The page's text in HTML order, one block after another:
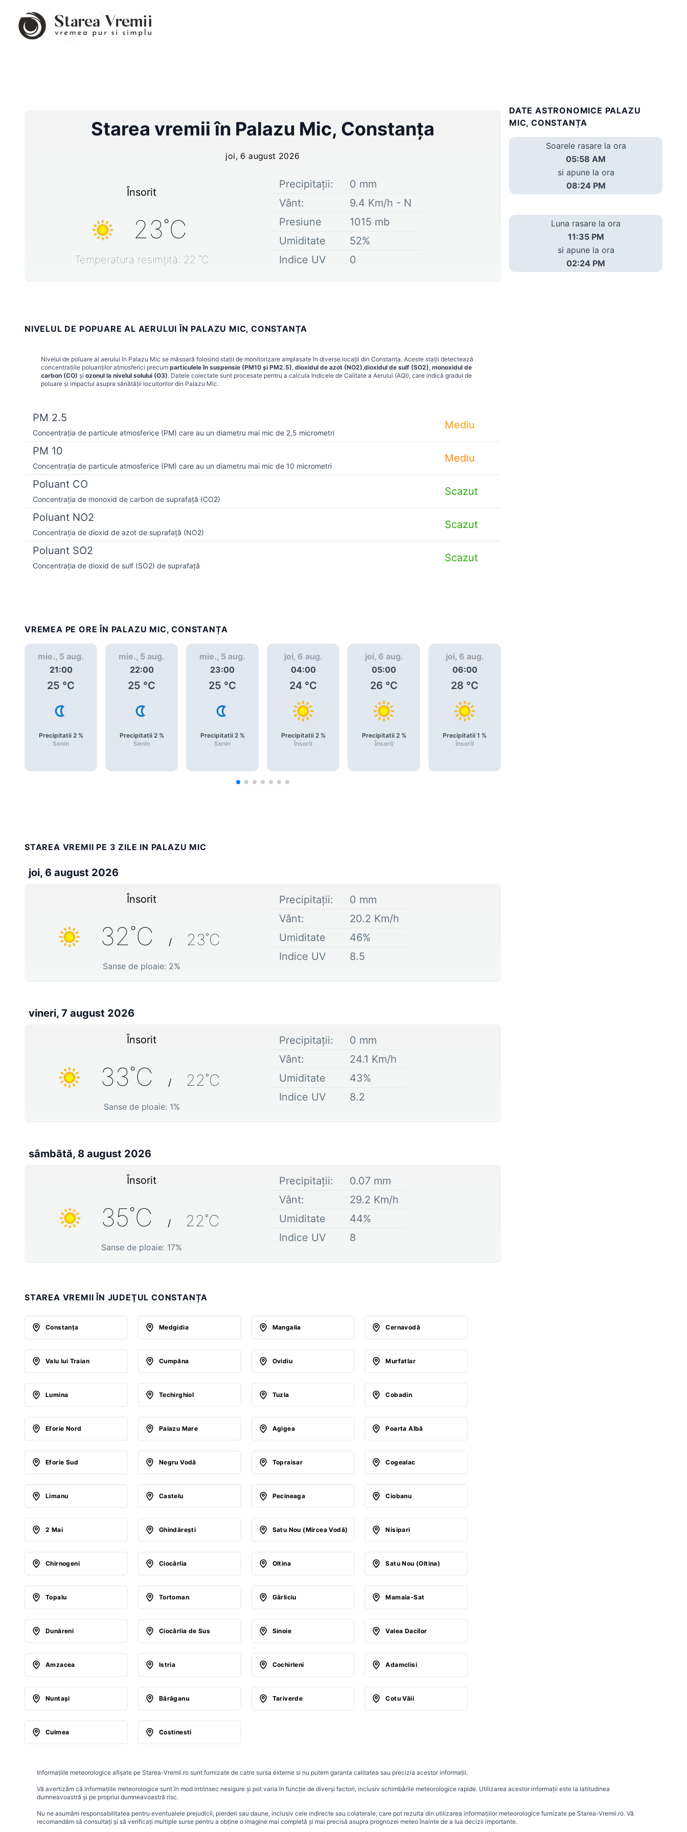
Starea vremii în Palazu Mic, Constanța
joi, 6 august 2026
Însorit
23˚C
Temperatura resimțită: 22 ˚C
Precipitații: 0 mm
Vânt:
9.4 Km/h - N
Presiune
1015 mb
Umiditate
52%
Indice UV
0
NIVELUL DE POPUARE AL AERULUI ÎN PALAZU MIC, CONSTANȚA
Nivelul de poluare al aerului în Palazu Mic se măsoară folosind stații de monitorizare amplasate în diverse locații din Constanța. Aceste stații detectează
concentrațiile poluanților atmosferici precum particulele în suspensie (PM10 și PM2.5), dioxidul de azot (NO2),dioxidul de sulf (SO2), monoxidul de
carbon (CO) și ozonul la nivelul solului (O3). Datele colectate sunt procesate pentru a calcula Indicele de Calitate a Aerului (AQI), care indică gradul de
poluare și impactul asupra sănătății locuitorilor din Palazu Mic.
PM 2.5
Concentrația de particule atmosferice (PM) care au un diametru mai mic de 2,5 micrometri
Mediu
PM 10
Concentrația de particule atmosferice (PM) care au un diametru mai mic de 10 micrometri
Mediu
Poluant CO
Concentrația de monoxid de carbon de suprafață (CO2)
Scazut
Poluant NO2
Concentrația de dioxid de azot de suprafață (NO2)
Scazut
Poluant SO2
Concentrația de dioxid de sulf (SO2) de suprafață
Scazut
VREMEA PE ORE ÎN PALAZU MIC, CONSTANȚA
mie., 5 aug.
21:00
25 °C
Precipitatii 2%
Senin
mie., 5 aug.
22:00
25 °C
Precipitatii 2%
Senin
mie., 5 aug.
23:00
25 °C
Precipitatii 2%
Senin
joi, 6 aug.
04:00
24 °C
Precipitatii 2%
Însorit
joi, 6 aug.
05:00
26 °C
Precipitatii 2%
Însorit
joi, 6 aug.
06:00
28 °C
Precipitatii 1 %
Însorit
STAREA VREMII PE 3 ZILE IN PALAZU MIC
joi, 6 august 2026
Însorit
32˚C / 23˚C
Sanse de ploaie: 2%
Precipitații: 0 mm
Vânt:
20.2 Km/h
Umiditate
46%
Indice UV
8.5
vineri, 7 august 2026
Însorit
33˚C / 22˚C
Sanse de ploaie: 1%
Precipitații: 0 mm
Vânt:
24.1 Km/h
Umiditate
43%
Indice UV
8.2
sâmbătă, 8 august 2026
Însorit
35˚C / 22˚C
Sanse de ploaie: 17%
Precipitații: 0.07 mm
Vânt:
29.2 Km/h
Umiditate
44%
Indice UV
8
STAREA VREMII ÎN JUDEŢUL CONSTANȚA
DATE ASTRONOMICE PALAZU
MIC, CONSTANȚA
Soarele rasare la ora
05:58 AM
si apune la ora
08:24 PM
Luna rasare la ora
11:35 PM
si apune la ora
02:24 PM
Constanţa Medgidia Mangalia Cernavodă
Valu lui Traian Cumpăna Ovidiu Murfatlar
Lumina Techirghiol Tuzla Cobadin
Eforie Nord Palazu Mare Agigea Poarta Albă
Eforie Sud Negru Vodă Topraisar Cogealac
Limanu Castelu Pecineaga Ciobanu
2 Mai Ghindăreşti Satu Nou (Mircea Vodă) Nisipari
Chirnogeni Ciocârlia Oltina Satu Nou (Oltina)
Topalu Tortoman Gârliciu Mamaia-Sat
Dunăreni Ciocârlia de Sus Sinoie Valea Dacilor
Amzacea Istria Cochirleni Adamclisi
Nuntaşi Bărăganu Tariverde Cotu Văii
Culmea Costinesti
Informațiile meteorologice afișate pe Starea-Vremii.ro sunt furnizate de catre sursa externe si nu putem garanta calitatea sau precizia acestor informații.
Vă avertizăm că informațiile meteorologice sunt în mod intrinsec nesigure și pot varia în funcție de diverși factori, inclusiv schimbările meteorologice rapide. Utilizarea acestor informații este la latitudinea
dumneavoastră și pe propriul dumneavoastră risc.
Nu ne asumăm responsabilitatea pentru eventualele prejudicii, pierderi sau daune, inclusiv cele indirecte sau colaterale, care pot rezulta din utilizarea informațiilor meteorologice furnizate pe Starea-Vremii.ro. Vă
recomandăm să consultați și să verificați multiple surse pentru a obține o imagine mai completă și mai precisă asupra prognozei meteo înainte de a lua decizii importante.